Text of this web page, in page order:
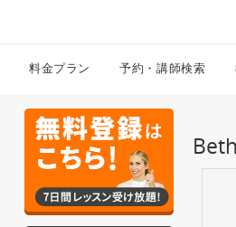
料金プラン 予約・講師検索